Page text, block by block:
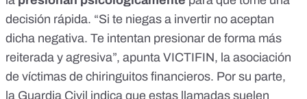
decisión rápida. “Si te niegas a invertir no aceptan
dicha negativa. Te intentan presionar de forma más
reiterada y agresiva”, apunta VICTIFIN, la asociación
de víctimas de chiringuitos financieros. Por su parte,
la Guardia Civil indica que estas llamadas suelen